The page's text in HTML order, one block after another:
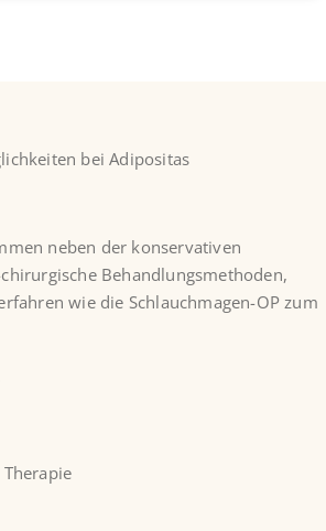
bei Adipositas
neben der konservativen
Behandlungsmethoden,
wie die Schlauchmagen-OP zum